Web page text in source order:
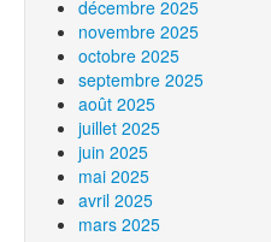
décembre 2025
novembre 2025
octobre 2025
septembre 2025
août 2025
juillet 2025
juin 2025
mai 2025
avril 2025
mars 2025